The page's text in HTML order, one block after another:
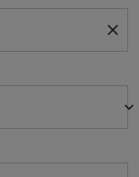
close
keyboard_arrow_down